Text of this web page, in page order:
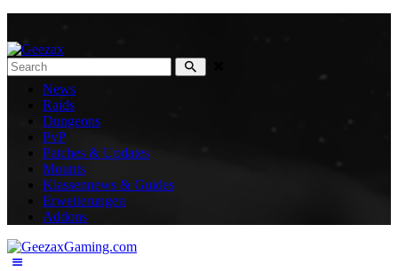
News
Raids
Dungeons
PvP
Patches & Updates
Mounts
Klassennews & Guides
Erweiterungen
Addons